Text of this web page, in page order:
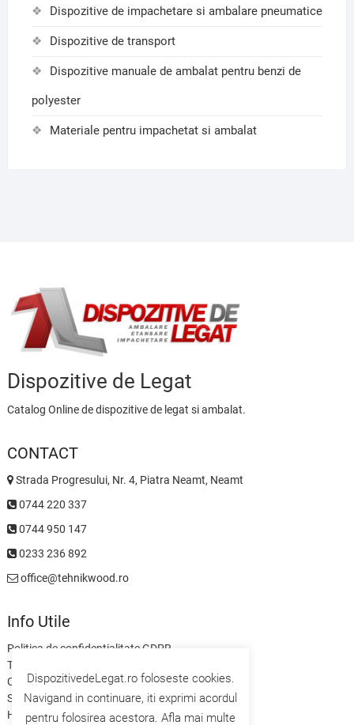
Dispozitive de impachetare si ambalare pneumatice
Dispozitive de transport
Dispozitive manuale de ambalat pentru benzi de
polyester
Materiale pentru impachetat si ambalat
Dispozitive de Legat
Catalog Online de dispozitive de legat si ambalat.
CONTACT
Strada Progresului, Nr. 4, Piatra Neamt, Neamt
0744 220 337
0744 950 147
0233 236 892
office@tehnikwood.ro
Info Utile
Politica de confidentialitate GDPR
Termeni si Conditii
Contact
Servicii
Home
DispozitivedeLegat.ro foloseste cookies.
Navigand in continuare, iti exprimi acordul
pentru folosirea acestora. Afla mai multe